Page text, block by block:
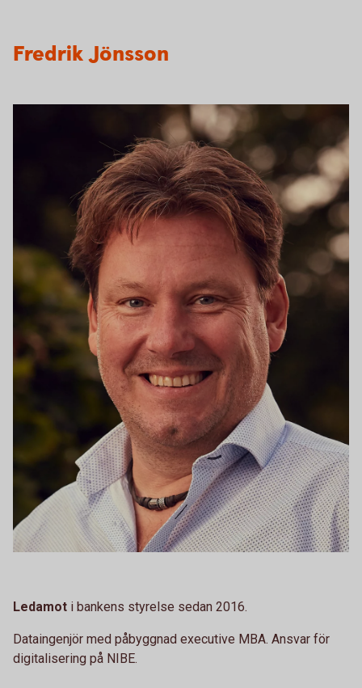
Fredrik Jönsson
Ledamot i bankens styrelse sedan 2016.
Dataingenjör med påbyggnad executive MBA. Ansvar för
digitalisering på NIBE.